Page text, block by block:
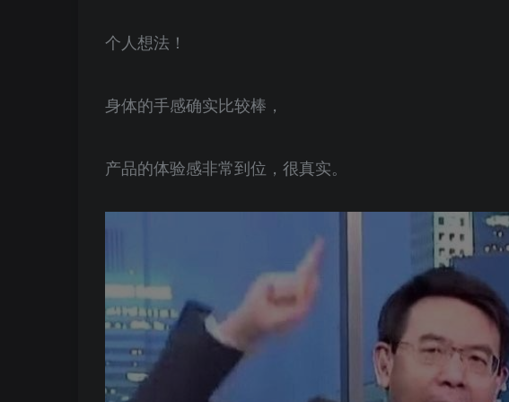
个人想法！
身体的手感确实比较棒，
产品的体验感非常到位，很真实。